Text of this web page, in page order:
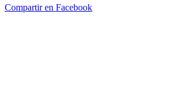
Compartir en Facebook